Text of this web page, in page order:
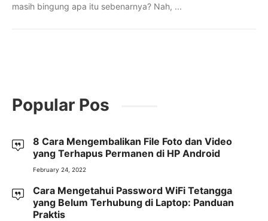
masih bingung apa itu sebenarnya? Nah, ...
Popular Pos
8 Cara Mengembalikan File Foto dan Video
yang Terhapus Permanen di HP Android
February 24, 2022
Cara Mengetahui Password WiFi Tetangga
yang Belum Terhubung di Laptop: Panduan
Praktis